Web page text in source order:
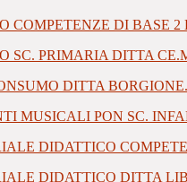
COMPETENZE DI BASE
SC. PRIMARIA DITTA
DITTA
MUSICALI PON SC.
DIDATTICO
DIDATTICO DITTA